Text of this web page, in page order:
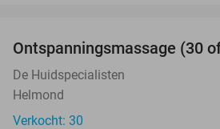
Ontspanningsmassage (30
De Huidspecialisten
Helmond
Verkocht: 30